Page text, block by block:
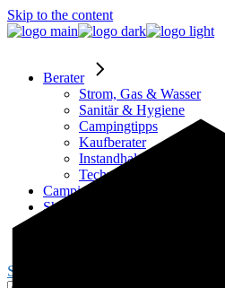
Skip to the content
Berater
Strom, Gas & Wasser
Sanitär & Hygiene
Campingtipps
Kaufberater
Instandhaltung
Technik
Campingplätze
Shop
Search